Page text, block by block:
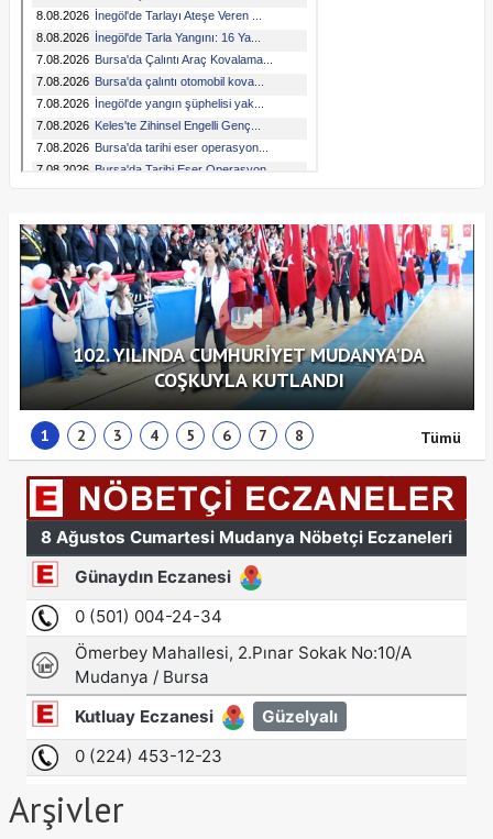
Tümü
102. YILINDA CUMHURİYET MUDANYA'DA
COŞKUYLA KUTLANDI
1 2 3 4 5 6 7 8
Arşivler